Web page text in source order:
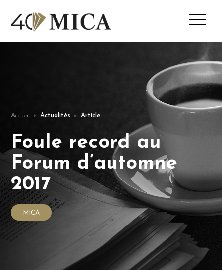
Accueil Actualités Article
Foule record au
Forum d’automne
2017
MICA